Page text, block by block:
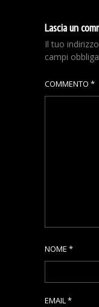
Lascia un
Il tuo
campi
COMMENTO *
NOME *
EMAIL*